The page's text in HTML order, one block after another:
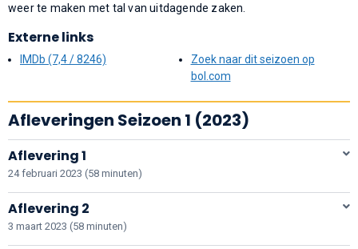
weer te maken met tal van uitdagende zaken.
Externe links
IMDb (7,4 / 8246)
Zoek naar dit seizoen op
bol.com
Afleveringen Seizoen 1 (2023)
Aflevering 1
24 februari 2023 (58 minuten)
Aflevering 2
3 maart 2023 (58 minuten)